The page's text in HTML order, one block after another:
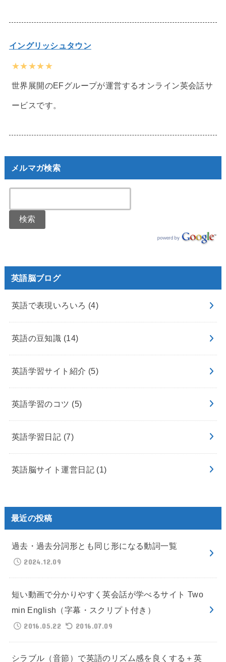
イングリッシュタウン
★★★★★
世界展開のEFグループが運営するオンライン英会話サ
ービスです。
メルマガ検索
英語脳ブログ
英語で表現いろいろ (4)
英語の豆知識 (14)
英語学習サイト紹介 (5)
英語学習のコツ (5)
英語学習日記 (7)
英語脳サイト運営日記 (1)
最近の投稿
過去・過去分詞形とも同じ形になる動詞一覧
2024.12.09
短い動画で分かりやすく英会話が学べるサイト Two
min English（字幕・スクリプト付き）
2016.05.22
2016.07.09
シラブル（音節）で英語のリズム感を良くする＋英